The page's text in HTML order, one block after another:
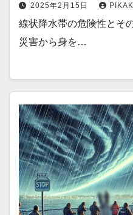
2025年2月15日
線状降水帯の危険性とそ
災害から身を…